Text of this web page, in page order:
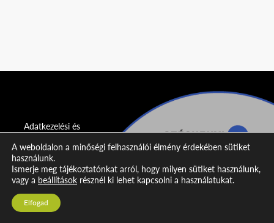
Adatkezelési és
nyilatkozat
Impresszum
Kapcsolat
A weboldalon a minőségi felhasználói élmény érdekében sütiket
használunk.
Ismerje meg tájékoztatónkat arról, hogy milyen sütiket használunk,
vagy a beállítások résznél ki lehet kapcsolni a használatukat.
Elfogad